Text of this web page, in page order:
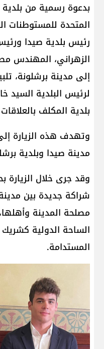
بدعوة رسمية من بلدية
رئيس بلدية صيدا
الزهراني، المهندس
إلى مدينة برشلونة،
لرئيس البلدية السيد
بلدية المكلف
وتهدف هذه الزيارة إلى
مدينة صيدا وبلدية
وقد جرى خلال الزيارة
شراكة جديدة بين
مصلحة المدينة
الساحة الدولية
المستدامة.